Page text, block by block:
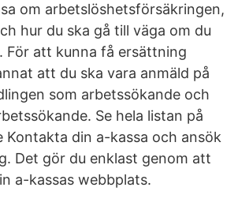
om arbetslöshetsförsäkringen,
hur du ska gå till väga om du
För att kunna få ersättning
att du ska vara anmäld på
som arbetssökande och
Se hela listan på
Kontakta din a-kassa och ansök
Det gör du enklast genom att
a-kassas webbplats.